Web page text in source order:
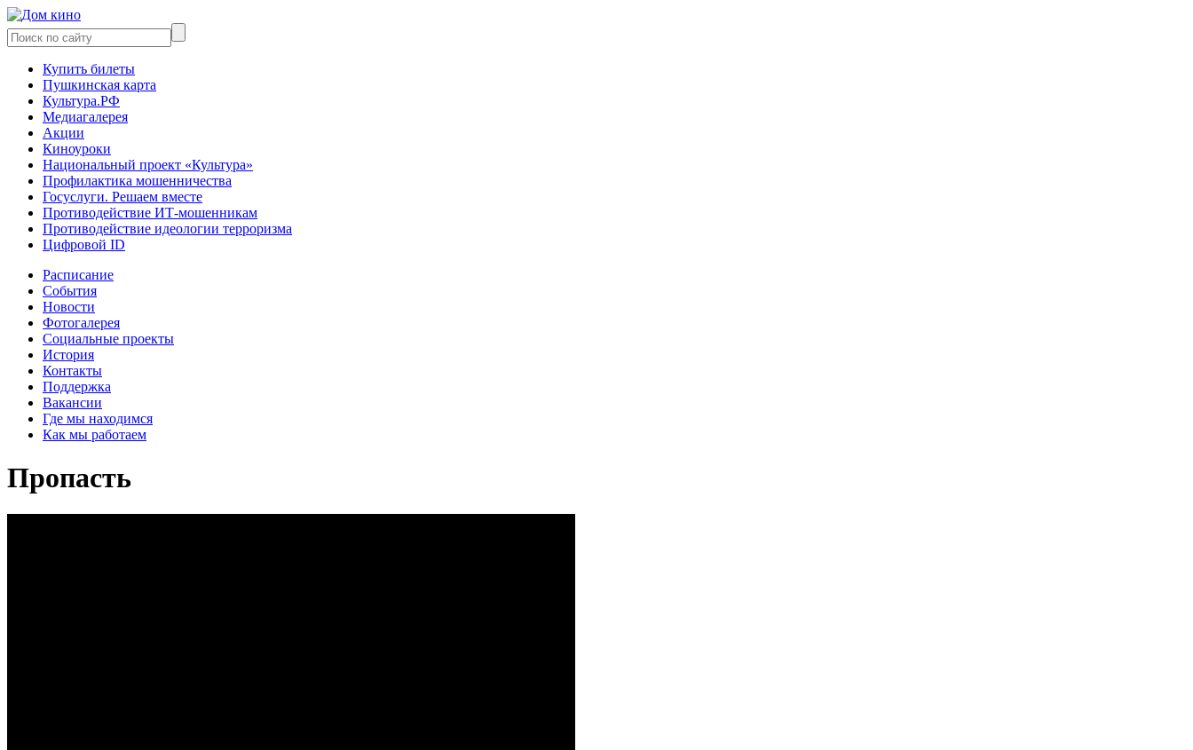
Купить билеты
Пушкинская карта
Культура.РФ
Медиагалерея
Акции
Киноуроки
Национальный проект «Культура»
Профилактика мошенничества
Госуслуги. Решаем вместе
Противодействие ИТ-мошенникам
Противодействие идеологии терроризма
Цифровой ID
Расписание
События
Новости
Фотогалерея
Социальные проекты
История
Контакты
Поддержка
Вакансии
Где мы находимся
Как мы работаем
Пропасть